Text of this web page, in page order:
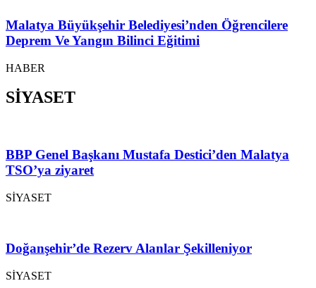
Malatya Büyükşehir Belediyesi’nden Öğrencilere
Deprem Ve Yangın Bilinci Eğitimi
HABER
SİYASET
BBP Genel Başkanı Mustafa Destici’den Malatya
TSO’ya ziyaret
SİYASET
Doğanşehir’de Rezerv Alanlar Şekilleniyor
SİYASET